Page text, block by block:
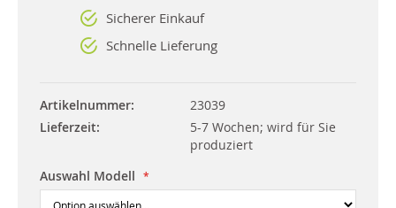
Sicherer Einkauf
Schnelle Lieferung
Artikelnummer
23039
Lieferzeit
5-7 Wochen; wird für Sie
produziert
Auswahl Modell